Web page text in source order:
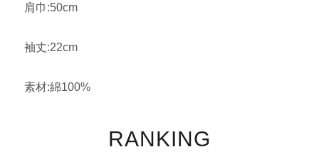
肩巾:50cm
袖丈:22cm
素材:綿100%
RANKING